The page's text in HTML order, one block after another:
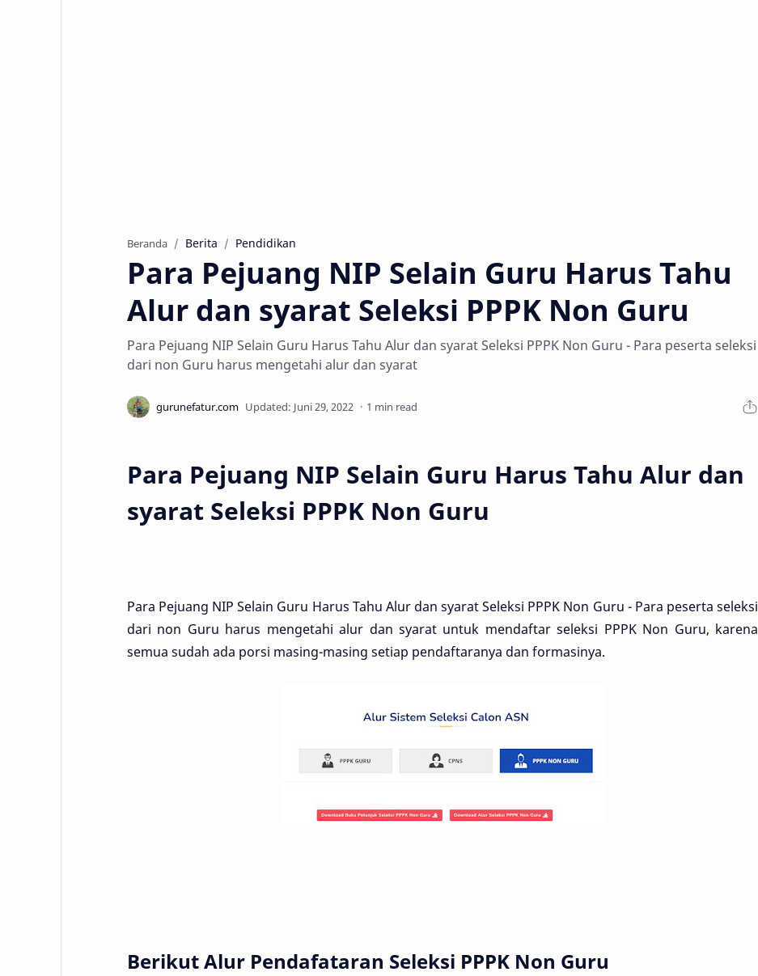
Beranda Berita Pendidikan
Para Pejuang NIP Selain Guru Harus Tahu
Alur dan syarat Seleksi PPPK Non Guru
Para Pejuang NIP Selain Guru Harus Tahu Alur dan syarat Seleksi PPPK Non Guru - Para peserta seleksi
dari non Guru harus mengetahi alur dan syarat
1 min read
Para Pejuang NIP Selain Guru Harus Tahu Alur dan
syarat Seleksi PPPK Non Guru
Para Pejuang NIP Selain Guru Harus Tahu Alur dan syarat Seleksi PPPK Non Guru - Para peserta seleksi
dari non Guru harus mengetahi alur dan syarat untuk mendaftar seleksi PPPK Non Guru, karena
semua sudah ada porsi masing-masing setiap pendaftaranya dan formasinya.
Berikut Alur Pendafataran Seleksi PPPK Non Guru